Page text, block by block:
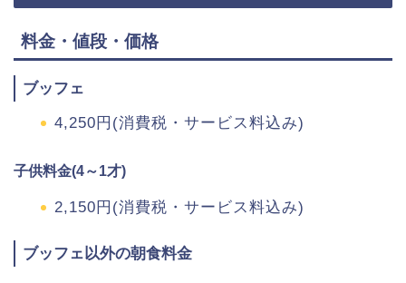
料金・値段・価格
ブッフェ
4,250円(消費税・サービス料込み)
子供料金(4～1才)
2,150円(消費税・サービス料込み)
ブッフェ以外の朝食料金